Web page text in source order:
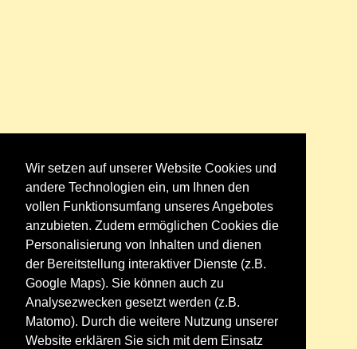
Wir setzen auf unserer Website Cookies und
andere Technologien ein, um Ihnen den
vollen Funktionsumfang unseres Angebotes
anzubieten. Zudem ermöglichen Cookies die
Personalisierung von Inhalten und dienen
der Bereitstellung interaktiver Dienste (z.B.
Google Maps). Sie können auch zu
Analysezwecken gesetzt werden (z.B.
Matomo). Durch die weitere Nutzung unserer
Website erklären Sie sich mit dem Einsatz